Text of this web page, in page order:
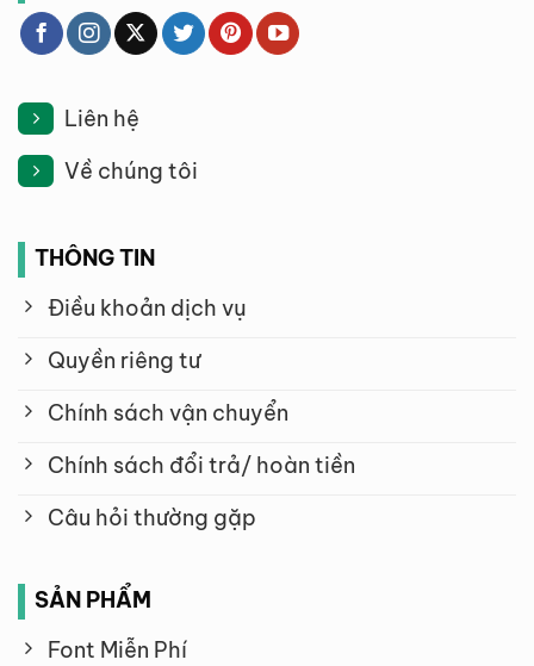
Liên hệ
Về chúng tôi
THÔNG TIN
Điều khoản dịch vụ
Quyền riêng tư
Chính sách vận chuyển
Chính sách đổi trả/ hoàn tiền
Câu hỏi thường gặp
SẢN PHẨM
Font Miễn Phí